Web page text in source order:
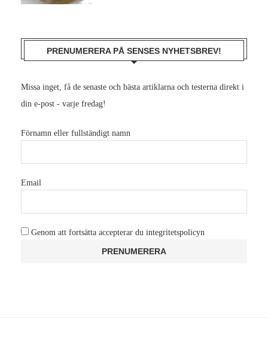
PRENUMERERA PÅ SENSES NYHETSBREV!
Missa inget, få de senaste och bästa artiklarna och testerna direkt i
din e-post - varje fredag!
Förnamn eller fullständigt namn
Email
Genom att fortsätta accepterar du integritetspolicyn